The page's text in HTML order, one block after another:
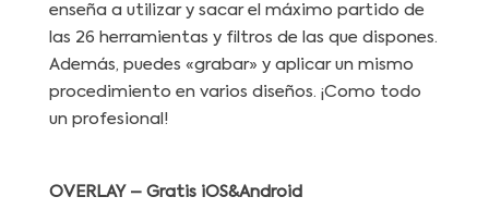
enseña a utilizar y sacar el máximo partido de
las 26 herramientas y filtros de las que dispones.
Además, puedes «grabar» y aplicar un mismo
procedimiento en varios diseños. ¡Como todo
un profesional!
OVERLAY – Gratis iOS&Android